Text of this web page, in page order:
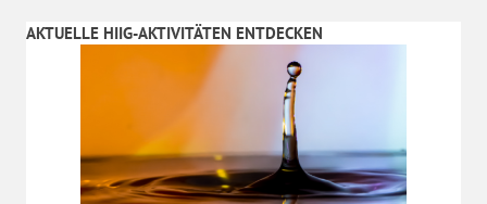
AKTUELLE HIIG-AKTIVITÄTEN ENTDECKEN